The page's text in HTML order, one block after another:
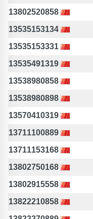
13802520858
13535153134
13535153331
13535491319
13538980858
13538980898
13570410319
13711100889
13711153168
13802750168
13802915558
13822210858